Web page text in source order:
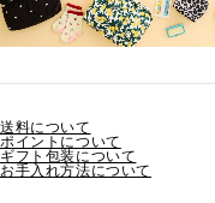
送料について
ポイントについて
ギフト包装について
お手入れ方法について